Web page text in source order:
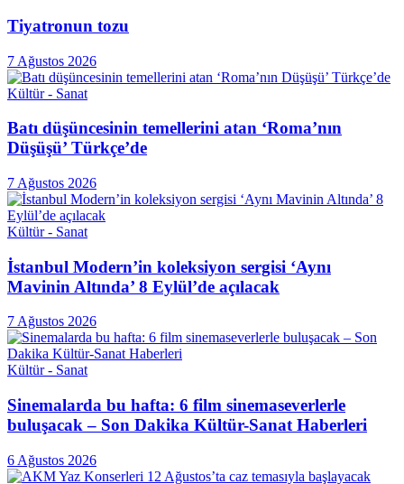
Tiyatronun tozu
7 Ağustos 2026
Kültür - Sanat
Batı düşüncesinin temellerini atan ‘Roma’nın
Düşüşü’ Türkçe’de
7 Ağustos 2026
Kültür - Sanat
İstanbul Modern’in koleksiyon sergisi ‘Aynı
Mavinin Altında’ 8 Eylül’de açılacak
7 Ağustos 2026
Kültür - Sanat
Sinemalarda bu hafta: 6 film sinemaseverlerle
buluşacak – Son Dakika Kültür-Sanat Haberleri
6 Ağustos 2026